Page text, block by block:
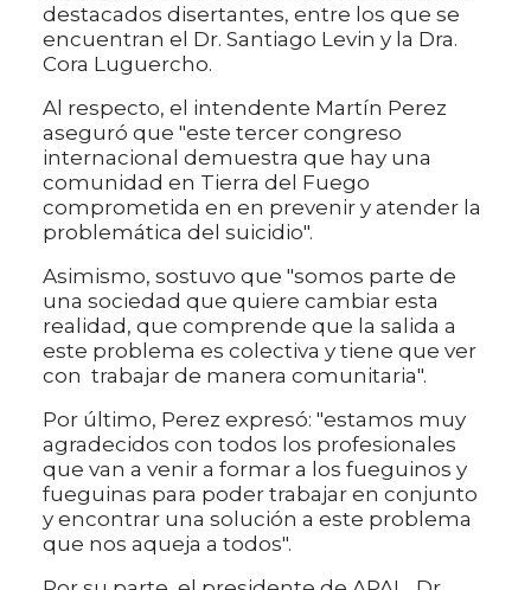
destacados disertantes, entre los que se
encuentran el Dr. Santiago Levin y la Dra.
Cora Luguercho.
Al respecto, el intendente Martín Perez
aseguró que "este tercer congreso
internacional demuestra que hay una
comunidad en Tierra del Fuego
comprometida en en prevenir y atender la
problemática del suicidio".
Asimismo, sostuvo que "somos parte de
una sociedad que quiere cambiar esta
realidad, que comprende que la salida a
este problema es colectiva y tiene que ver
con trabajar de manera comunitaria".
Por último, Perez expresó: "estamos muy
agradecidos con todos los profesionales
que van a venir a formar a los fueguinos y
fueguinas para poder trabajar en conjunto
y encontrar una solución a este problema
que nos aqueja a todos".